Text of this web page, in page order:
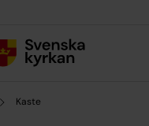
Kaste